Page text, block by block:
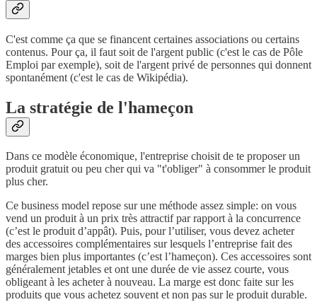
C'est comme ça que se financent certaines associations ou certains
contenus. Pour ça, il faut soit de l'argent public (c'est le cas de Pôle
Emploi par exemple), soit de l'argent privé de personnes qui donnent
spontanément (c'est le cas de Wikipédia).
La stratégie de l'hameçon
Dans ce modèle économique, l'entreprise choisit de te proposer un
produit gratuit ou peu cher qui va "t'obliger" à consommer le produit
plus cher.
Ce business model repose sur une méthode assez simple: on vous
vend un produit à un prix très attractif par rapport à la concurrence
(c’est le produit d’appât). Puis, pour l’utiliser, vous devez acheter
des accessoires complémentaires sur lesquels l’entreprise fait des
marges bien plus importantes (c’est l’hameçon). Ces accessoires sont
généralement jetables et ont une durée de vie assez courte, vous
obligeant à les acheter à nouveau. La marge est donc faite sur les
produits que vous achetez souvent et non pas sur le produit durable.